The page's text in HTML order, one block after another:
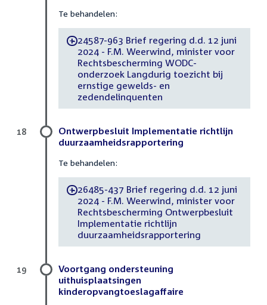
Te behandelen:
-24587-963 Brief regering d.d. 12 juni
2024 - F.M. Weerwind, minister voor
Rechtsbescherming WODC-
onderzoek Langdurig toezicht bij
ernstige gewelds- en
zedendelinquenten
Ontwerpbesluit Implementatie richtlijn
duurzaamheidsrapportering
Te behandelen:
-26485-437 Brief regering d.d. 12 juni
2024 - F.M. Weerwind, minister voor
Rechtsbescherming Ontwerpbesluit
Implementatie richtlijn
duurzaamheidsrapportering
18
Voortgang ondersteuning
uithuisplaatsingen
kinderopvangtoeslagaffaire
19